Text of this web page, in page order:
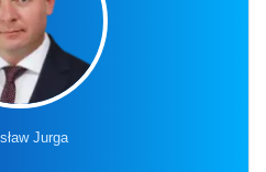
Jurga